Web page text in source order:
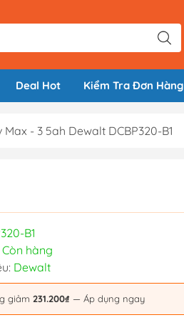
Deal Hot Kiểm Tra Đơn Hàng
- 3 5ah Dewalt DCBP320-B1
B1
Còn hàng
Dewalt
giảm 231.200₫ — Áp dụng ngay